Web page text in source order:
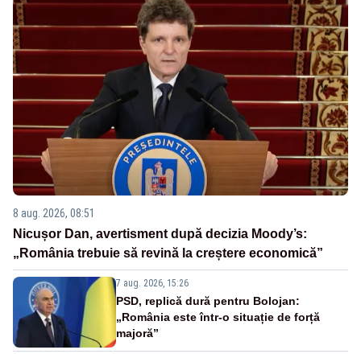
8 aug. 2026, 08:51
Nicușor Dan, avertisment după decizia Moody’s:
„România trebuie să revină la creștere economică”
7 aug. 2026, 15:26
PSD, replică dură pentru Bolojan:
„România este într-o situație de forță
majoră”